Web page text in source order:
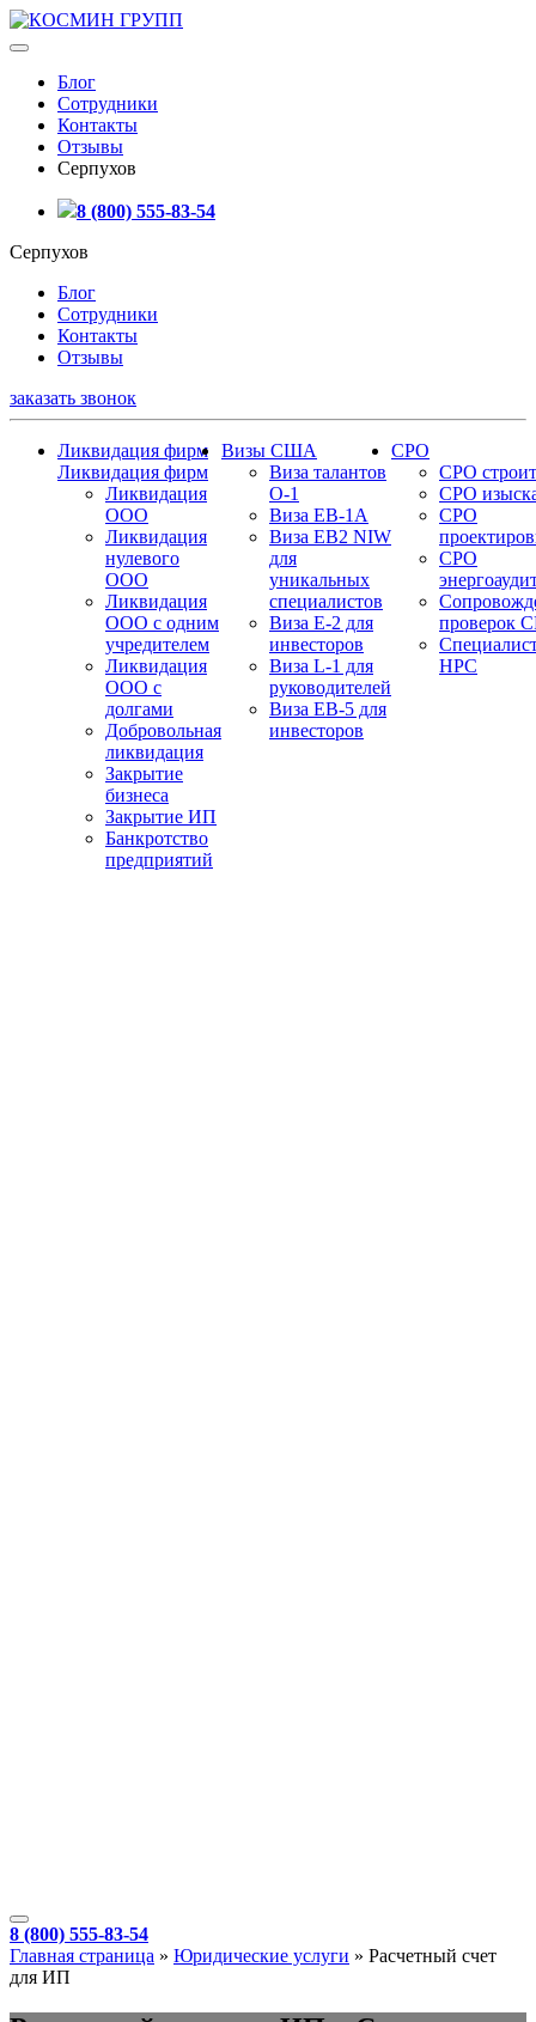
Блог
Сотрудники
Контакты
Отзывы
Серпухов
8 (800) 555-83-54
Серпухов
Блог
Сотрудники
Контакты
Отзывы
заказать звонок
Ликвидация фирм
Ликвидация фирм
Ликвидация
ООО
Ликвидация
нулевого
ООО
Ликвидация
ООО с одним
учредителем
Ликвидация
ООО с
долгами
Добровольная
ликвидация
Закрытие
бизнеса
Закрытие ИП
Банкротство
предприятий
Визы США
Виза талантов
О-1
Виза EB-1A
Виза EB2 NIW
для
уникальных
специалистов
Виза E-2 для
инвесторов
Виза L-1 для
руководителей
Виза EB-5 для
инвесторов
СРО
СРО
СРО
СРО
СРО
проверок
НРС
8 (800) 555-83-54
Главная страница » Юридические услуги » Расчетный счет
для ИП